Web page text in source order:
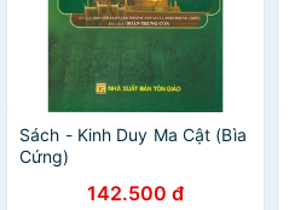
Sách - Kinh Duy Ma Cật (Bìa
Cứng)
142.500 đ